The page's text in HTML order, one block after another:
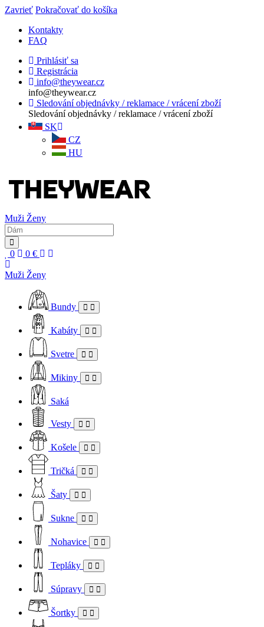
Zavrieť Pokračovať do košíka
Kontakty
FAQ
Prihlásiť sa
Registrácia
info@theywear.cz
info@theywear.cz
Sledování objednávky / reklamace / vrácení zboží
Sledování objednávky / reklamace / vrácení zboží
SK
CZ
HU
Muži Ženy
0 0 €
Muži Ženy
Bundy
Kabáty
Svetre
Mikiny
Saká
Vesty
Košele
Tričká
Šaty
Sukne
Nohavice
Tepláky
Súpravy
Šortky